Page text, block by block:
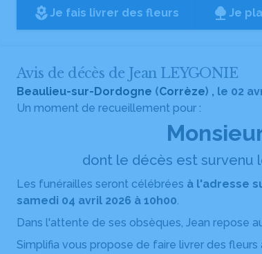
local_florist Je fais livrer des fleurs Je
Avis de décès de Jean LEYGONIE
Beaulieu-sur-Dordogne (Corrèze) , le 02
Un moment de recueillement pour :
dont le décès est survenu
Les funérailles seront célébrées à l'adresse
samedi 04 avril 2026 à 10h00.
Dans l'attente de ses obsèques, Jean repose
Simplifia vous propose de faire livrer des